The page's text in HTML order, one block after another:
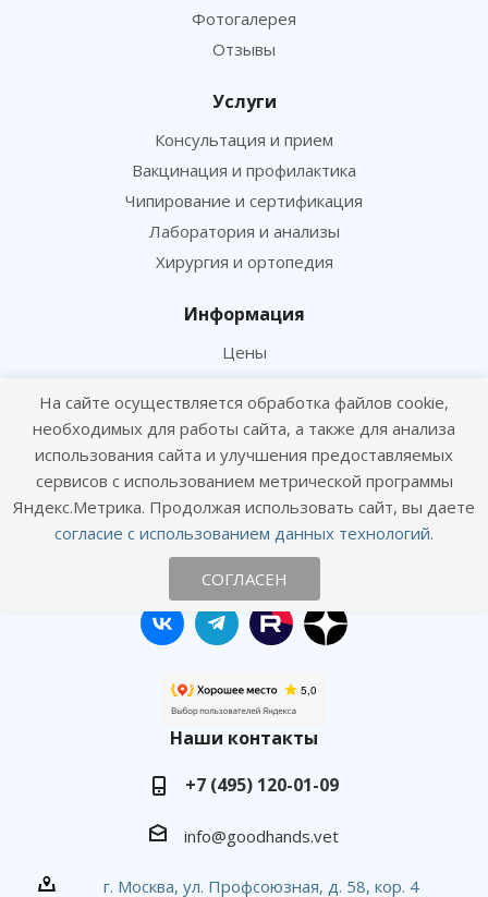
Фотогалерея
Отзывы
Услуги
Консультация и прием
Вакцинация и профилактика
Чипирование и сертификация
Лаборатория и анализы
Хирургия и ортопедия
Информация
Цены
Политика конфиденциальности
Согласие посетителя сайта на обработку персональных данных
Согласие на получение рекламных рассылок
Онлайн консультация
Оставайтесь на связи
Наши контакты
+7 (495) 120-01-09
info@goodhands.vet
г. Москва, ул. Профсоюзная, д. 58, кор. 4
На сайте осуществляется обработка файлов cookie,
необходимых для работы сайта, а также для анализа
использования сайта и улучшения предоставляемых
сервисов с использованием метрической программы
Яндекс.Метрика. Продолжая использовать сайт, вы даете
согласие с использованием данных технологий.
СОГЛАСЕН